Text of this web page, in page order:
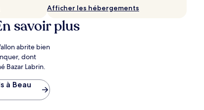
Afficher les hébergements
savoir plus
abrite bien
dont
Bazar Labrin.
à Beau